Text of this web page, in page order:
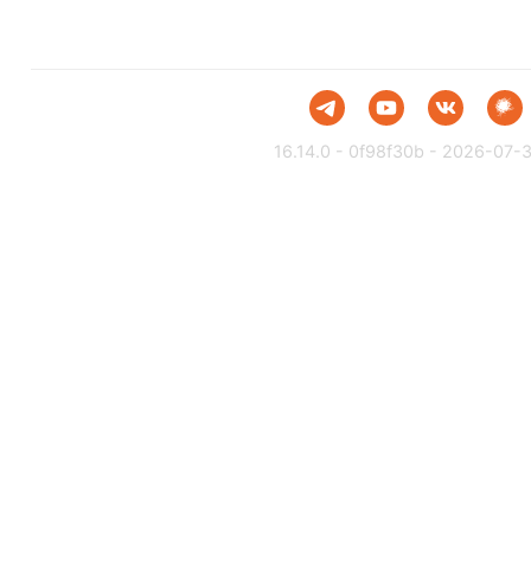
16.14.0 - 0f98f30b - 2026-07-